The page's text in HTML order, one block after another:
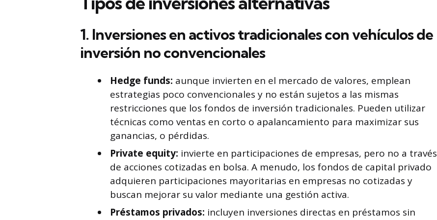
1. Inversiones en activos tradicionales con vehículos de
inversión no convencionales
Hedge funds: aunque invierten en el mercado de valores, emplean
estrategias poco convencionales y no están sujetos a las mismas
restricciones que los fondos de inversión tradicionales. Pueden utilizar
técnicas como ventas en corto o apalancamiento para maximizar sus
ganancias, o pérdidas.
Private equity: invierte en participaciones de empresas, pero no a través
de acciones cotizadas en bolsa. A menudo, los fondos de capital privado
adquieren participaciones mayoritarias en empresas no cotizadas y
buscan mejorar su valor mediante una gestión activa.
Préstamos privados: incluyen inversiones directas en préstamos sin